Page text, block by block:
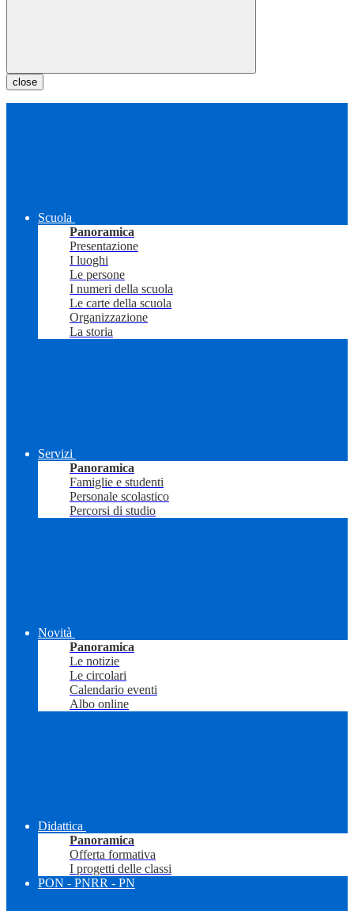
close
Scuola
Panoramica
Presentazione
I luoghi
Le persone
I numeri della scuola
Le carte della scuola
Organizzazione
La storia
Servizi
Panoramica
Famiglie e studenti
Personale scolastico
Percorsi di studio
Novità
Panoramica
Le notizie
Le circolari
Calendario eventi
Albo online
Didattica
Panoramica
Offerta formativa
I progetti delle classi
PON - PNRR - PN